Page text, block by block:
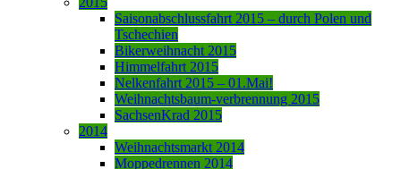
Saisonabschlussfahrt 2015 – durch Polen und
Tschechien
Bikerweihnacht 2015
Himmelfahrt 2015
Nelkenfahrt 2015 – 01.Mai!
Weihnachtsbaum-verbrennung 2015
SachsenKrad 2015
2014
Weihnachtsmarkt 2014
Moppedrennen 2014